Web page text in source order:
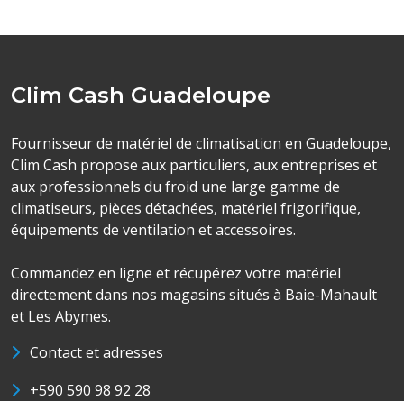
Clim Cash Guadeloupe
Fournisseur de matériel de climatisation en Guadeloupe,
Clim Cash propose aux particuliers, aux entreprises et
aux professionnels du froid une large gamme de
climatiseurs, pièces détachées, matériel frigorifique,
équipements de ventilation et accessoires.
Commandez en ligne et récupérez votre matériel
directement dans nos magasins situés à Baie-Mahault
et Les Abymes.
Contact et adresses
+590 590 98 92 28